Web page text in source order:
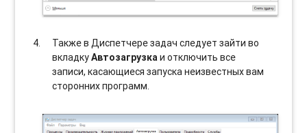
Также в Диспетчере задач следует зайти во
вкладкуАвтозагрузкаи отключить все
записи, касающиеся запуска неизвестных вам
сторонних программ.